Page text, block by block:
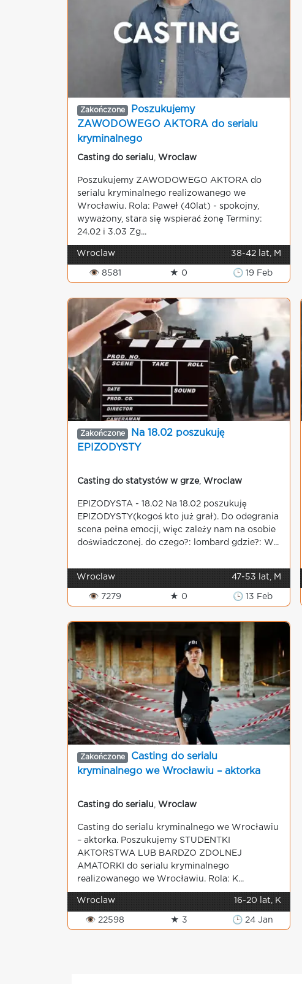
Zakończone
Poszukujemy
ZAWODOWEGO AKTORA do serialu
kryminalnego
Casting do serialu Wroclaw
Poszukujemy ZAWODOWEGO AKTORA do
serialu kryminalnego realizowanego we
Wrocławiu. Rola: Paweł (40lat) - spokojny,
wyważony, stara się wspierać żonę Terminy:
24.02 i 3.03 Zg...
Wroclaw 38-42 lat, M
👁 8581 ★ 0 🕒 19 Feb
Zakończone
Na 18.02 poszukuję
EPIZODYSTY
Casting do statystów w grze, Wroclaw
EPIZODYSTA - 18.02 Na 18.02 poszukuję
EPIZODYSTY(kogoś kto już grał). Do odegrania
scena pełna emocji, więc zależy nam na osobie
doświadczonej. do czego?: lombard gdzie?: W...
Wroclaw 47-53 lat, M
👁 7279 ★ 0 🕒 13 Feb
Zakończone
Casting do serialu
kryminalnego we Wrocławiu – aktorka
Casting do serialu Wroclaw
Casting do serialu kryminalnego we Wrocławiu
– aktorka. Poszukujemy STUDENTKI
AKTORSTWA LUB BARDZO ZDOLNEJ
AMATORKI do serialu kryminalnego
realizowanego we Wrocławiu. Rola: K...
Wroclaw 16-20 lat, K
👁 22598 ★ 3 🕒 24 Jan